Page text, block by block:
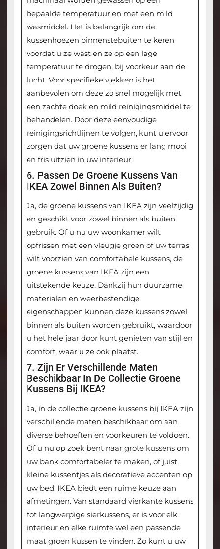
bepaalde temperatuur en met een mild
wasmiddel. Het is belangrijk om de
kussenhoezen binnenstebuiten te keren
voordat u ze wast en ze op een lage
temperatuur te drogen, bij voorkeur aan de
lucht. Voor specifieke vlekken is het
aanbevolen om deze zo snel mogelijk met
een zachte doek en mild reinigingsmiddel te
behandelen. Door deze eenvoudige
reinigingsrichtlijnen te volgen, kunt u ervoor
zorgen dat uw groene kussens er lang mooi
en fris uitzien in uw interieur.
6. Passen De Groene Kussens Van
IKEA Zowel Binnen Als Buiten?
Ja, de groene kussens van IKEA zijn veelzijdig
en geschikt voor zowel binnen als buiten
gebruik. Of u nu uw woonkamer wilt
opfrissen met een vleugje groen of uw terras
wilt voorzien van comfortabele kussens, de
groene kussens van IKEA zijn een
uitstekende keuze. Dankzij hun duurzame
materialen en weerbestendige
eigenschappen kunnen deze kussens zowel
binnen als buiten worden gebruikt, waardoor
u het hele jaar door kunt genieten van stijl en
comfort, waar u ze ook plaatst.
7. Zijn Er Verschillende Maten
Beschikbaar In De Collectie Groene
Kussens Bij IKEA?
Ja, in de collectie groene kussens bij IKEA zijn
verschillende maten beschikbaar om aan
diverse behoeften en voorkeuren te voldoen.
Of u nu op zoek bent naar grote kussens om
uw bank comfortabeler te maken, of juist
kleine kussentjes als decoratieve accenten op
uw bed, IKEA biedt een ruime keuze aan
afmetingen. Van standaard vierkante kussens
tot langwerpige sierkussens, er is voor elk
interieur en elke ruimte wel een passende
maat groen kussen te vinden. Zo kunt u uw